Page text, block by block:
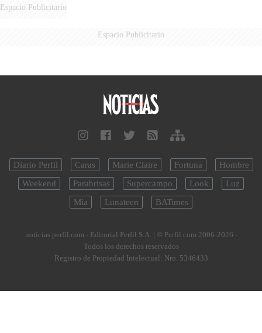
Espacio Publicitario
Espacio Publicitario
Diario Perfil Caras Marie Claire Fortuna
Hombre
Weekend
Parabrisas Supercampo Look
Luz
Mía
Lunateen BATimes
noticias.perfil.com - Editorial Perfil S.A. | © Perfil.com 2006-2026 -
Todos los derechos reservados
Registro de Propiedad Intelectual: Nro. 5346433